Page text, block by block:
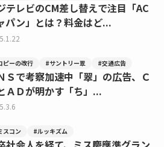
テレビのCM差し替えで注目「AC
パン」とは？料金はど...
ピーの改行 #サントリー翠 #交通広告
Ｓで考察加速中「翠」の広告、Ｃ
ＡＤが明かす「ち」...
スコン #ルッキズム